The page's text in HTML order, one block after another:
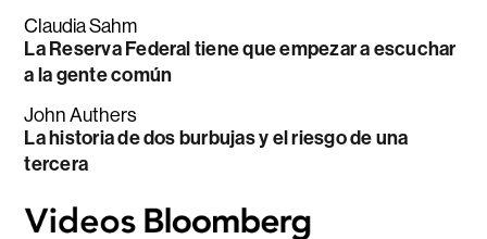
Claudia Sahm
La Reserva Federal tiene que empezar a escuchar
a la gente común
John Authers
La historia de dos burbujas y el riesgo de una
tercera